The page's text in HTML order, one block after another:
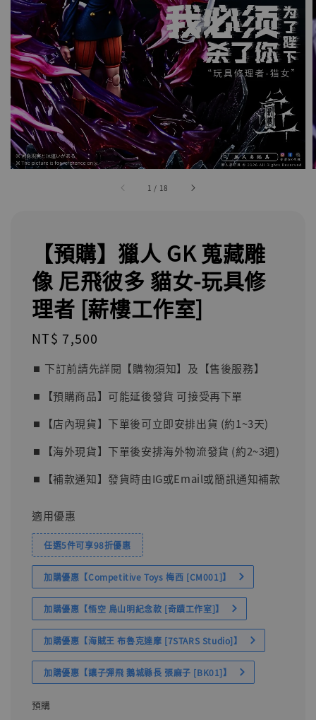
1 / 18
【預購】獵人 GK 蒐藏雕
像 尼飛彼多 貓女-玩具修
理者 [薪樓工作室]
Regular
NT$ 7,500
⏹︎ 下訂前請先詳閱【購物須知】及【售後服務】
⏹︎【預購商品】可能延後發貨 可接受再下單
⏹︎【店內現貨】下單後可立即安排出貨 (約1~3天)
⏹︎【海外現貨】下單後安排海外物流發貨 (約2~3週)
⏹︎【補款通知】發貨時由IG或Email或簡訊通知補款
適用優惠
任選5件可享98折優惠
加購優惠【Competitive Toys 梅西 [CM001]】
加購優惠【悟空 鳥山明紀念款 [奇蹟工作室]】
加購優惠【海賊王 布魯克達摩 [7STARS Studio]】
加購優惠【讓子彈飛 鵝城縣長 張麻子 [BK01]】
預購